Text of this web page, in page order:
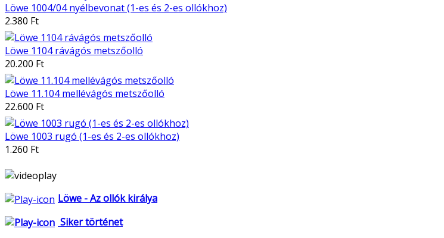
Löwe 1004/04 nyélbevonat (1-es és 2-es ollókhoz)
2.380 Ft
Löwe 1104 rávágós metszőolló
20.200 Ft
Löwe 11.104 mellévágós metszőolló
22.600 Ft
Löwe 1003 rugó (1-es és 2-es ollókhoz)
1.260 Ft
Löwe - Az ollók királya
Siker történet